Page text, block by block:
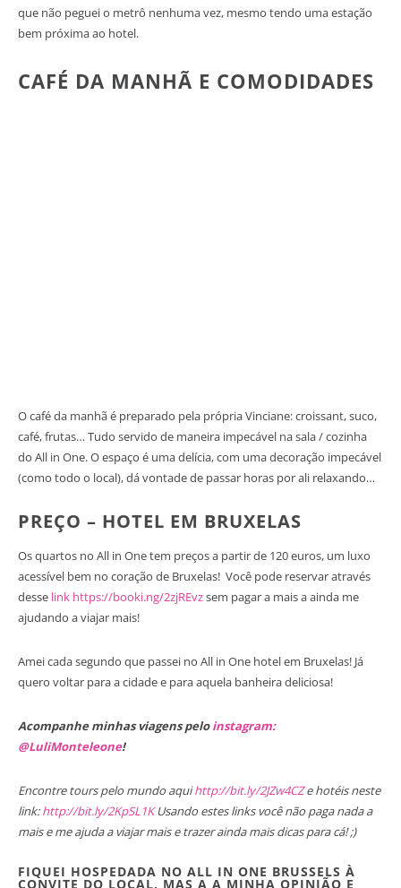
que não peguei o metrô nenhuma vez, mesmo tendo uma estação
bem próxima ao hotel.
CAFÉ DA MANHÃ E COMODIDADES
O café da manhã é preparado pela própria Vinciane: croissant, suco,
café, frutas… Tudo servido de maneira impecável na sala / cozinha
do All in One. O espaço é uma delícia, com uma decoração impecável
(como todo o local), dá vontade de passar horas por ali relaxando…
PREÇO – HOTEL EM BRUXELAS
Os quartos no All in One tem preços a partir de 120 euros, um luxo
acessível bem no coração de Bruxelas! Você pode reservar através
desse link https://booki.ng/2zjREvzsem pagar a mais a ainda me
ajudando a viajar mais!
Amei cada segundo que passei no All in One hotel em Bruxelas! Já
quero voltar para a cidade e para aquela banheira deliciosa!
Acompanhe minhas viagens peloinstagram:
@LuliMonteleone!
Encontre tours pelo mundo aquihttp://bit.ly/2JZw4CZe hotéis neste
link:http://bit.ly/2KpSL1KUsando estes links você não paga nada a
mais e me ajuda a viajar mais e trazer ainda mais dicas para cá! ;)
FIQUEI HOSPEDADA NO ALL IN ONE BRUSSELS À
CONVITE DO LOCAL, MAS A A MINHA OPINIÃO E